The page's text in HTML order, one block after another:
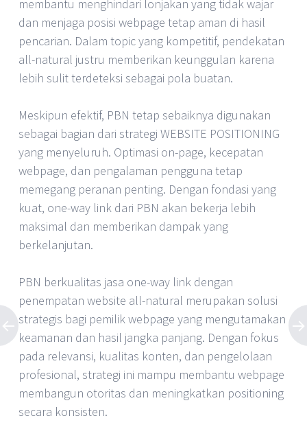
membantu menghindari lonjakan yang tidak wajar
dan menjaga posisi webpage tetap aman di hasil
pencarian. Dalam topic yang kompetitif, pendekatan
all-natural justru memberikan keunggulan karena
lebih sulit terdeteksi sebagai pola buatan.
Meskipun efektif, PBN tetap sebaiknya digunakan
sebagai bagian dari strategi WEBSITE POSITIONING
yang menyeluruh. Optimasi on-page, kecepatan
webpage, dan pengalaman pengguna tetap
memegang peranan penting. Dengan fondasi yang
kuat, one-way link dari PBN akan bekerja lebih
maksimal dan memberikan dampak yang
berkelanjutan.
PBN berkualitas jasa one-way link dengan
penempatan website all-natural merupakan solusi
strategis bagi pemilik webpage yang mengutamakan
keamanan dan hasil jangka panjang. Dengan fokus
pada relevansi, kualitas konten, dan pengelolaan
profesional, strategi ini mampu membantu webpage
membangun otoritas dan meningkatkan positioning
secara konsisten.